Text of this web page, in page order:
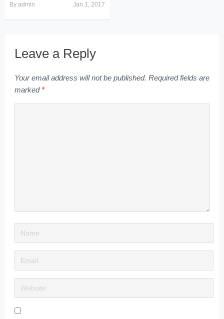
By admin Jan 1, 2017
Leave a Reply
Your email address will not be published. Required fields are
marked *